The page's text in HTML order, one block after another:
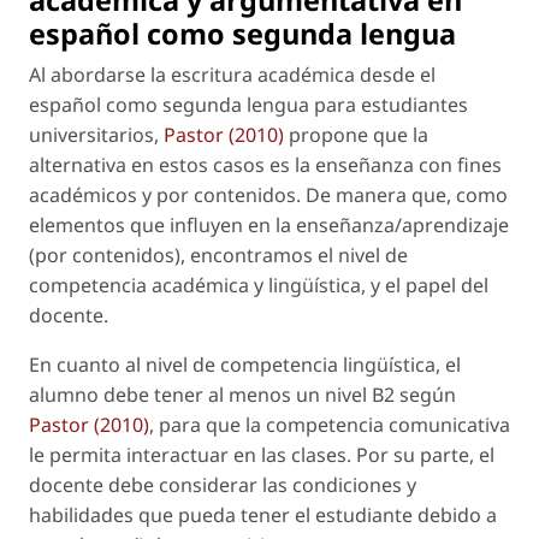
español como segunda lengua
Al abordarse la escritura académica desde el
español como segunda lengua para estudiantes
universitarios, Pastor (2010) propone que la
alternativa en estos casos es la enseñanza con fines
académicos y por contenidos. De manera que, como
elementos que influyen en la enseñanza/aprendizaje
(por contenidos), encontramos el nivel de
competencia académica y lingüística, y el papel del
docente.
En cuanto al nivel de competencia lingüística, el
alumno debe tener al menos un nivel B2 según
Pastor (2010), para que la competencia comunicativa
le permita interactuar en las clases. Por su parte, el
docente debe considerar las condiciones y
habilidades que pueda tener el estudiante debido a